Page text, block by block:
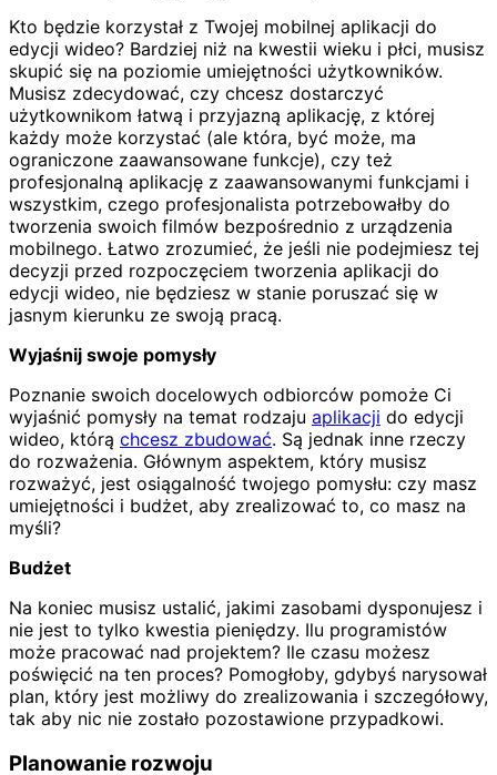
Kto będzie korzystał z Twojej mobilnej aplikacji do
edycji wideo? Bardziej niż na kwestii wieku i płci, musisz
skupić się na poziomie umiejętności użytkowników.
Musisz zdecydować, czy chcesz dostarczyć
użytkownikom łatwą i przyjazną aplikację, z której
każdy może korzystać (ale która, być może, ma
ograniczone zaawansowane funkcje), czy też
profesjonalną aplikację z zaawansowanymi funkcjami i
wszystkim, czego profesjonalista potrzebowałby do
tworzenia swoich filmów bezpośrednio z urządzenia
mobilnego. Łatwo zrozumieć, że jeśli nie podejmiesz tej
decyzji przed rozpoczęciem tworzenia aplikacji do
edycji wideo, nie będziesz w stanie poruszać się w
jasnym kierunku ze swoją pracą.
Wyjaśnij swoje pomysły
Poznanie swoich docelowych odbiorców pomoże Ci
wyjaśnić pomysły na temat rodzaju aplikacji do edycji
wideo, którą chcesz zbudować. Są jednak inne rzeczy
do rozważenia. Głównym aspektem, który musisz
rozważyć, jest osiągalność twojego pomysłu: czy masz
umiejętności i budżet, aby zrealizować to, co masz na
myśli?
Budżet
Na koniec musisz ustalić, jakimi zasobami dysponujesz i
nie jest to tylko kwestia pieniędzy. Ilu programistów
może pracować nad projektem? Ile czasu możesz
poświęcić na ten proces? Pomogłoby, gdybyś narysował
plan, który jest możliwy do zrealizowania i szczegółowy,
tak aby nic nie zostało pozostawione przypadkowi.
Planowanie rozwoju